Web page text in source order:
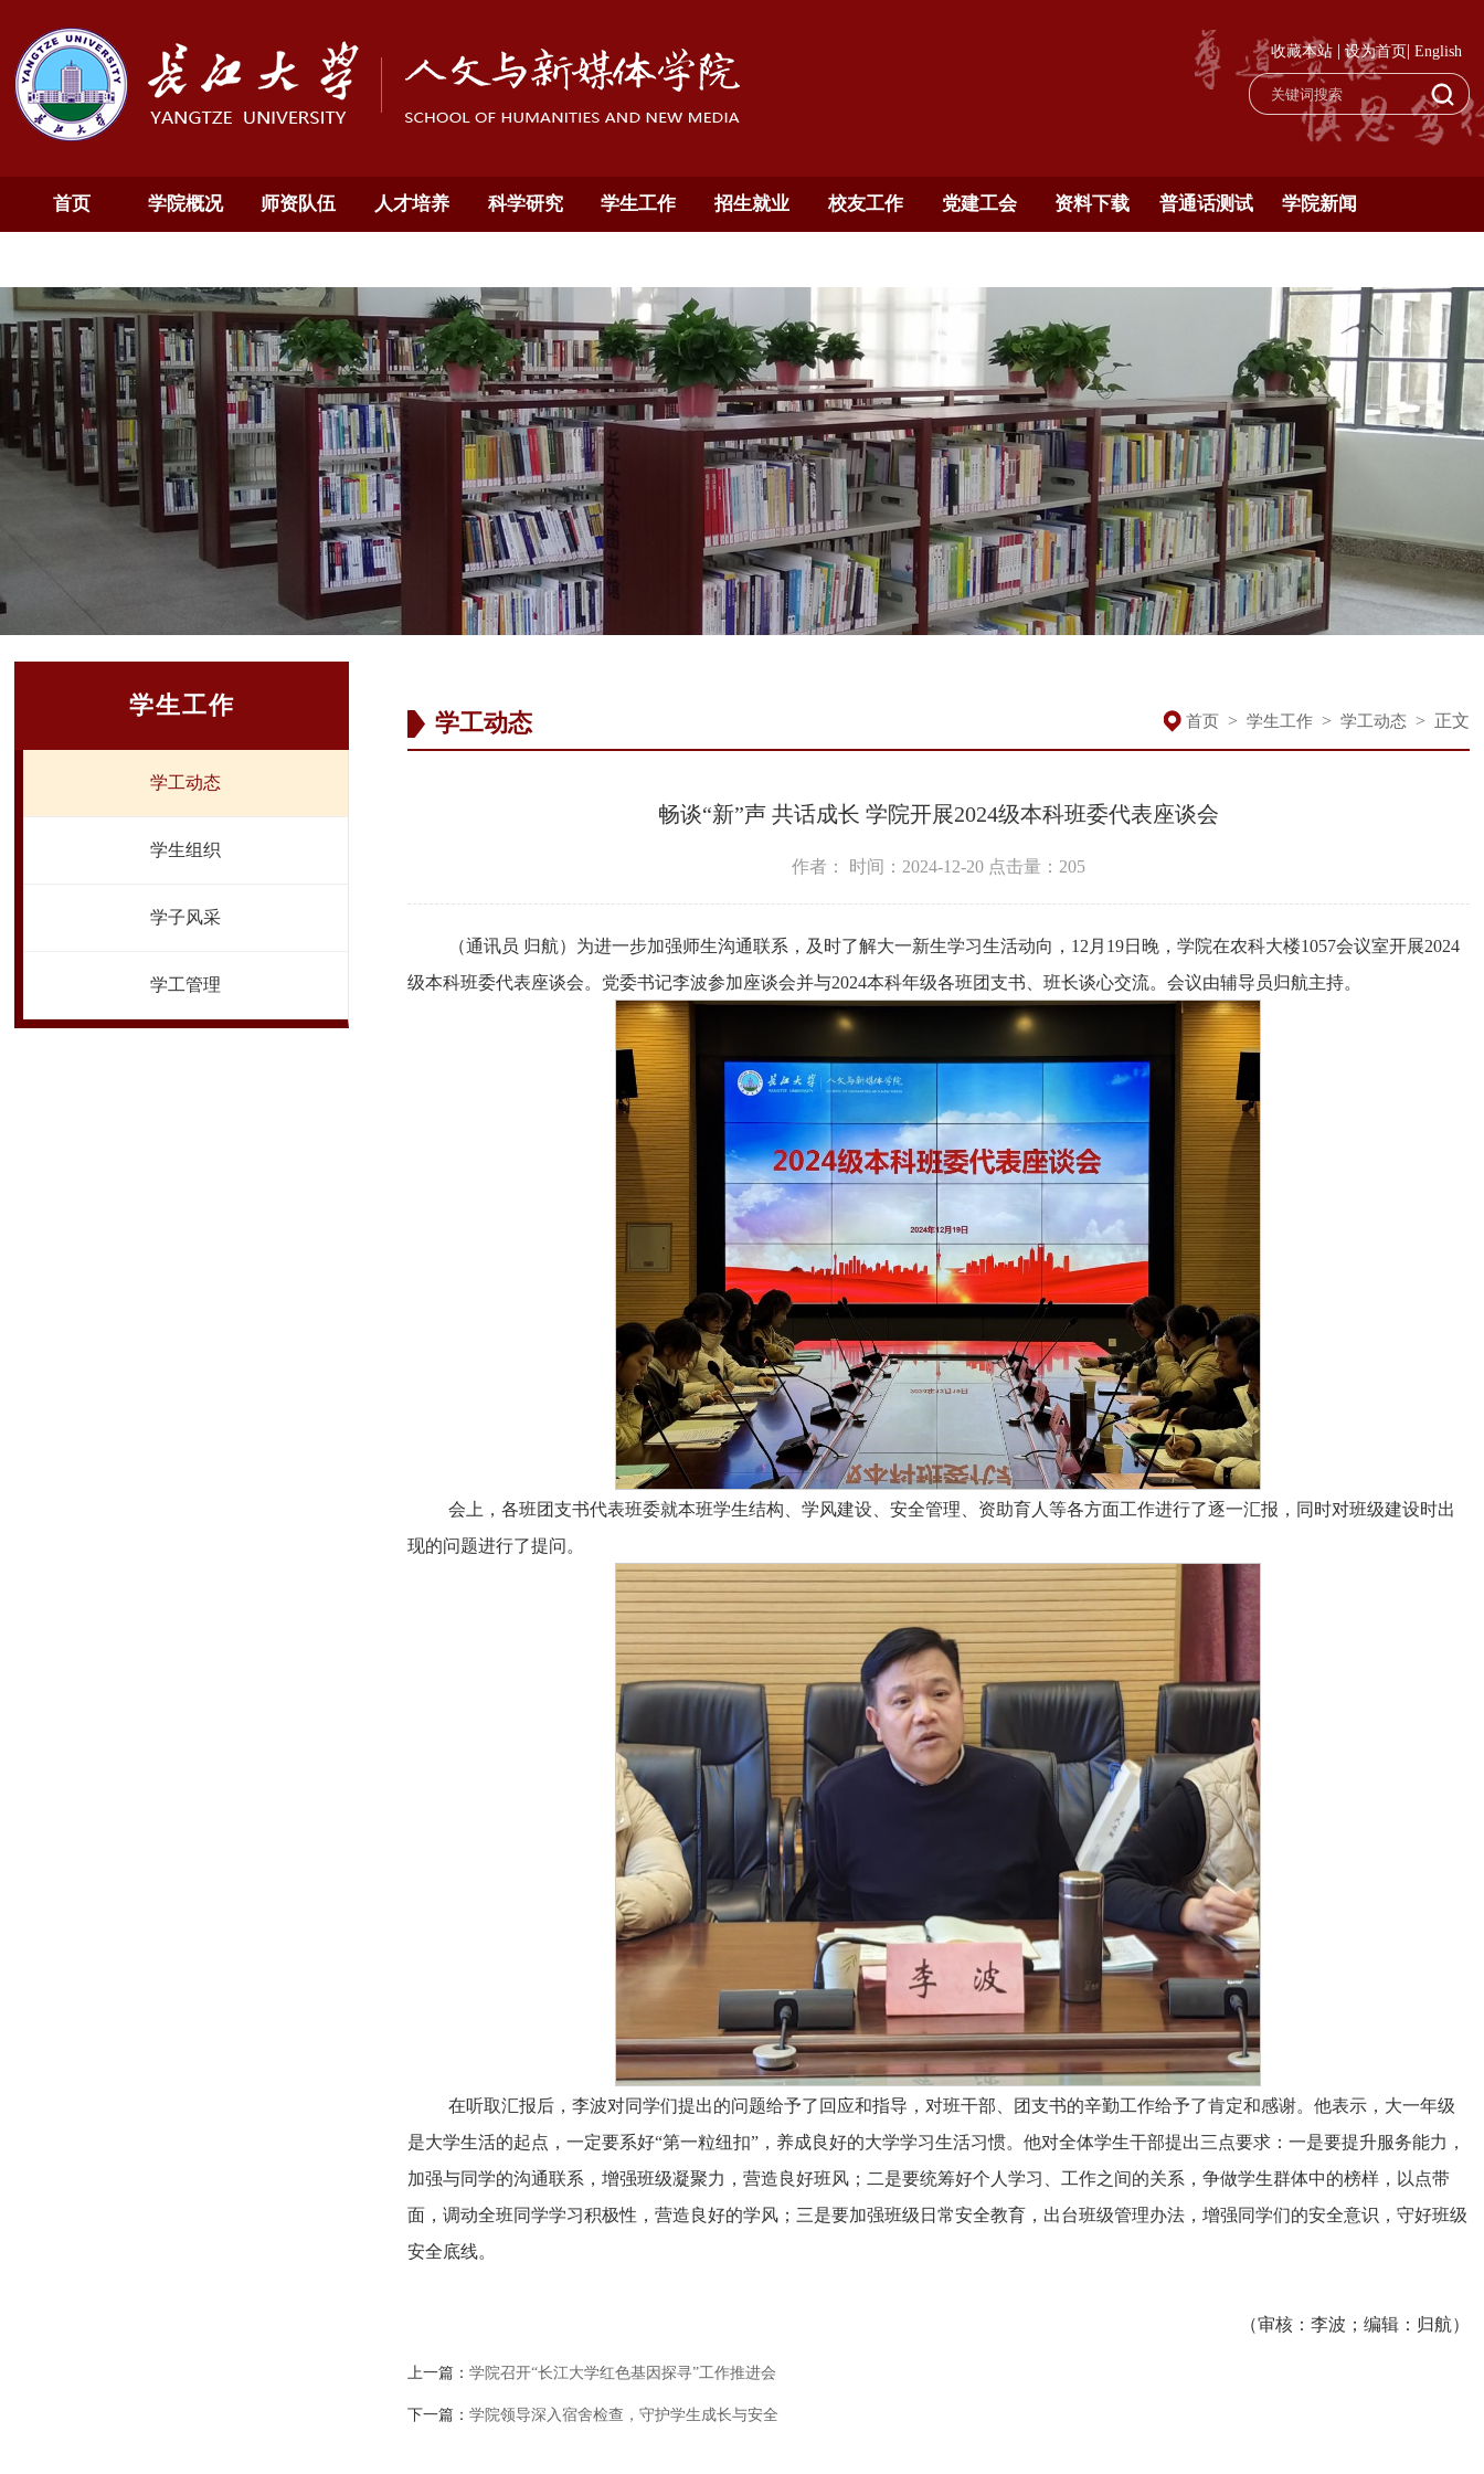
收藏本站|设为首页| English
首页 学院概况 师资队伍 人才培养 科学研究 学生工作 招生就业 校友工作 党建工会 资料下载 普通话测试 学院新闻
学生工作
学工动态
学生组织
学子风采
学工管理
学工动态 首页 > 学生工作 > 学工动态 > 正文
畅谈“新”声 共话成长 学院开展2024级本科班委代表座谈会
作者： 时间：2024-12-20 点击量： 205
（通讯员 归航）为进一步加强师生沟通联系，及时了解大一新生学习生活动向，12月19日晚，学院在农科大楼1057会议室开展2024
级本科班委代表座谈会。党委书记李波参加座谈会并与2024本科年级各班团支书、班长谈心交流。会议由辅导员归航主持。
会上，各班团支书代表班委就本班学生结构、学风建设、安全管理、资助育人等各方面工作进行了逐一汇报，同时对班级建设时出
现的问题进行了提问。
在听取汇报后，李波对同学们提出的问题给予了回应和指导，对班干部、团支书的辛勤工作给予了肯定和感谢。他表示，大一年级
是大学生活的起点，一定要系好“第一粒纽扣”，养成良好的大学学习生活习惯。他对全体学生干部提出三点要求：一是要提升服务能力，
加强与同学的沟通联系，增强班级凝聚力，营造良好班风；二是要统筹好个人学习、工作之间的关系，争做学生群体中的榜样，以点带
面，调动全班同学学习积极性，营造良好的学风；三是要加强班级日常安全教育，出台班级管理办法，增强同学们的安全意识，守好班级
安全底线。
（审核：李波；编辑：归航）
上一篇：学院召开“长江大学红色基因探寻”工作推进会
下一篇：学院领导深入宿舍检查，守护学生成长与安全